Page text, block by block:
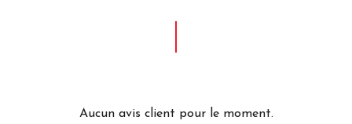
Aucun avis client pour le moment.